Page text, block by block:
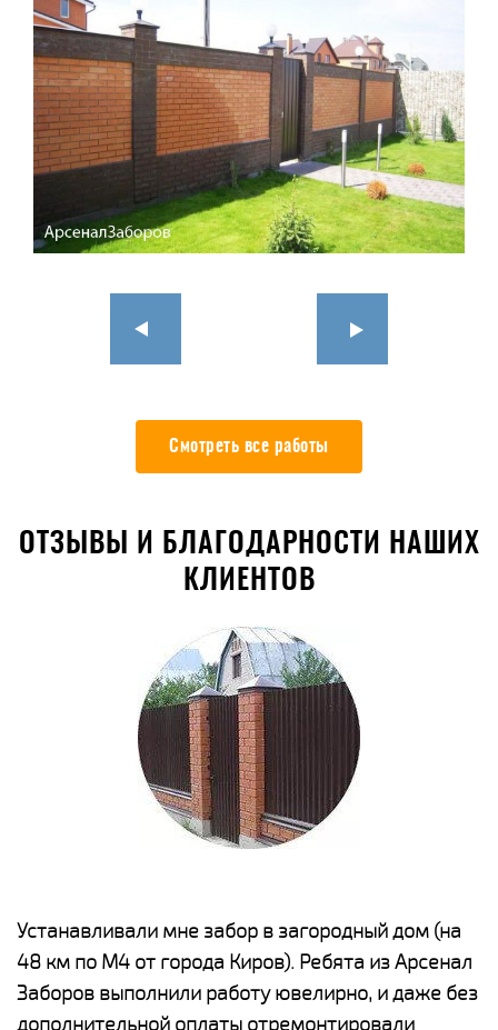
Смотреть все работы
ОТЗЫВЫ И БЛАГОДАРНОСТИ НАШИХ
КЛИЕНТОВ
Устанавливали мне забор в загородный дом (на
48 км по М4 от города Киров). Ребята из Арсенал
Заборов выполнили работу ювелирно, и даже без
дополнительной оплаты отремонтировали